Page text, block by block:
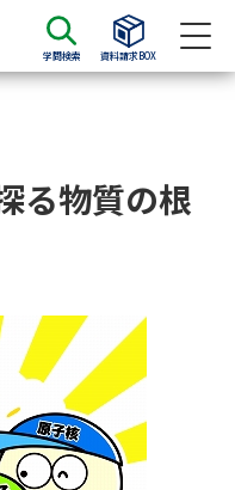
学問検索 資料請求BOX
学入学共通テスト利用選抜の
要項＆願書
る物質の根